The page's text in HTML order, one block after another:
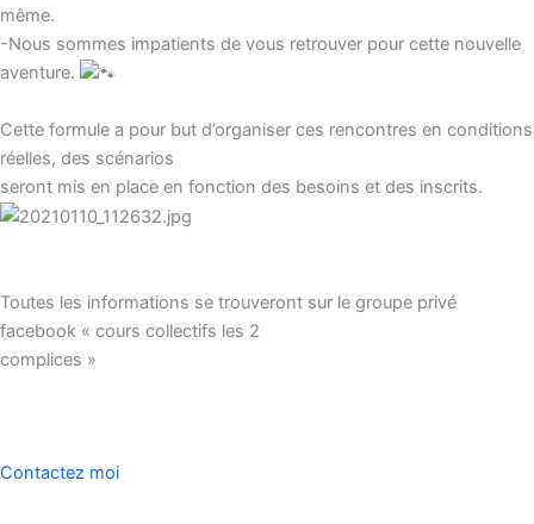
même.
-Nous sommes impatients de vous retrouver pour cette nouvelle
aventure.
Cette formule a pour but d’organiser ces rencontres en conditions
réelles, des scénarios
seront mis en place en fonction des besoins et des inscrits.
Toutes les informations se trouveront sur le groupe privé
facebook « cours collectifs les 2
complices »
Contactez moi